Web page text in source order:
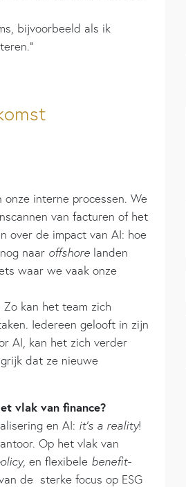
bijvoorbeeld als ik
interne processen. We
van facturen of het
over de impact van AI: hoe
naar offshore landen
waar we vaak onze
kan het team zich
Iedereen gelooft in zijn
AI, kan het zich verder
dat ze nieuwe
vlak van finance?
en AI: it’s a reality!
Op het vlak van
, en flexibele benefit-
de sterke focus op ESG